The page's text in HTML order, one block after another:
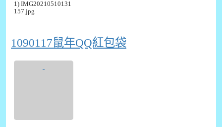
1) IMG20210510131
157.jpg
1090117鼠年QQ紅包袋